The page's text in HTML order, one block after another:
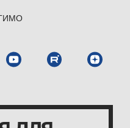
with honors.
of the chief technologist